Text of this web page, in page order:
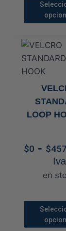
la
se
en
la
LOOP
$0 - $
Iva
en